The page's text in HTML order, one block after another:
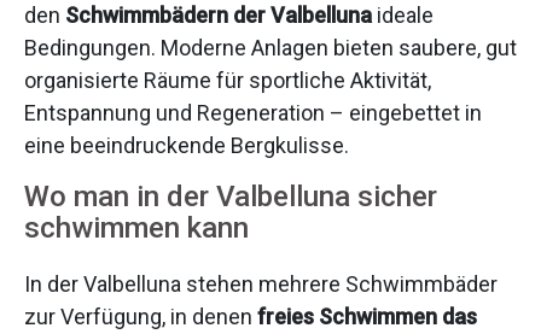
den Schwimmbädern der Valbelluna ideale
Bedingungen. Moderne Anlagen bieten saubere, gut
organisierte Räume für sportliche Aktivität,
Entspannung und Regeneration – eingebettet in
eine beeindruckende Bergkulisse.
Wo man in der Valbelluna sicher
schwimmen kann
In der Valbelluna stehen mehrere Schwimmbäder
zur Verfügung, in denen freies Schwimmen das